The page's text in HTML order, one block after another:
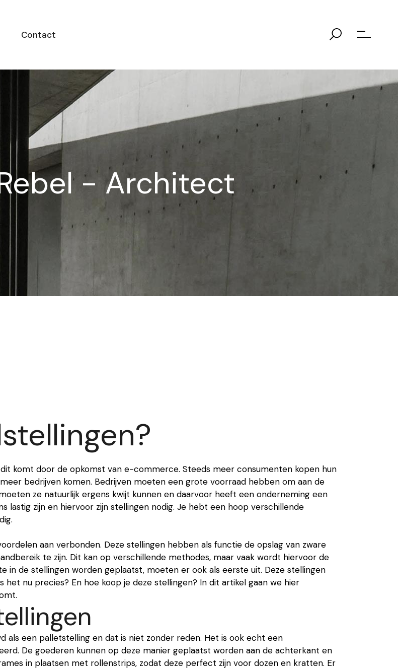
Contact
- Architect
komt door de opkomst van e-commerce. Steeds meer consumenten kopen hun
bedrijven komen. Bedrijven moeten een grote voorraad hebben om aan de
ze natuurlijk ergens kwijt kunnen en daarvoor heeft een onderneming een
lastig zijn en hiervoor zijn stellingen nodig. Je hebt een hoop verschillende
aan verbonden. Deze stellingen hebben als functie de opslag van zware
te zijn. Dit kan op verschillende methodes, maar vaak wordt hiervoor de
in de stellingen worden geplaatst, moeten er ook als eerste uit. Deze stellingen
nu precies? En hoe koop je deze stellingen? In dit artikel gaan we hier
als een palletstelling en dat is niet zonder reden. Het is ook echt een
De goederen kunnen op deze manier geplaatst worden aan de achterkant en
in plaatsen met rollenstrips, zodat deze perfect zijn voor dozen en kratten. Er